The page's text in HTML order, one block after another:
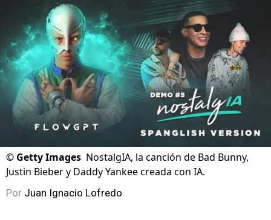
© Getty Images NostalgIA, la canción de Bad Bunny,
Justin Bieber y Daddy Yankee creada con IA.
Por Juan Ignacio Lofredo